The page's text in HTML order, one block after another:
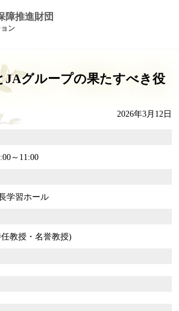
障推進財団
ン
JAグループの果たすべき役
2026年3月12日
～11:00
学習ホール
教授・名誉教授)